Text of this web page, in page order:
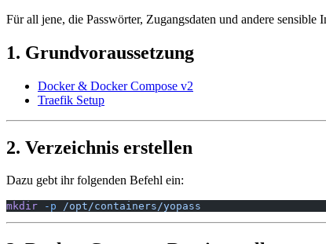
Für all jene, die Passwörter, Zugangsdaten und andere
1. Grundvoraussetzung
Docker & Docker Compose v2
Traefik Setup
2. Verzeichnis erstellen
Dazu gebt ihr folgenden Befehl ein:
mkdir -p /opt/containers/yopass